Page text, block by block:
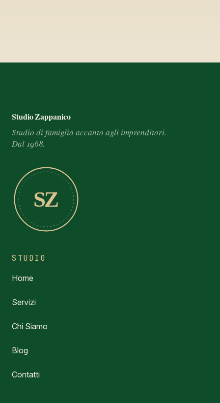
Footer e informazioni
Studio Zappanico
Studio di famiglia accanto agli imprenditori.
Dal 1968.
SZ
STUDIO
Home
Servizi
Chi Siamo
Blog
Contatti